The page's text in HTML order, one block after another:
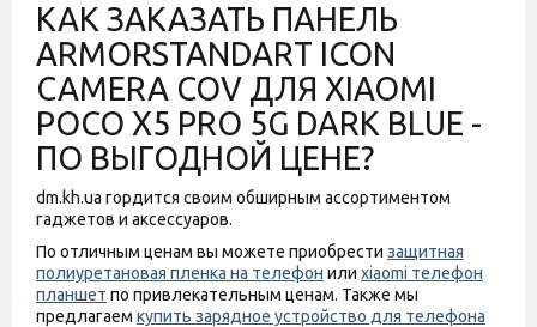
КАК ЗАКАЗАТЬ ПАНЕЛЬ
ARMORSTANDART ICON
CAMERA COV ДЛЯ XIAOMI
POCO X5 PRO 5G DARK BLUE -
ПО ВЫГОДНОЙ ЦЕНЕ?
dm.kh.ua гордится своим обширным ассортиментом
гаджетов и аксессуаров.
По отличным ценам вы можете приобрести защитная
полиуретановая пленка на телефон или xiaomi телефон
планшет по привлекательным ценам. Также мы
предлагаем купить зарядное устройство для телефона